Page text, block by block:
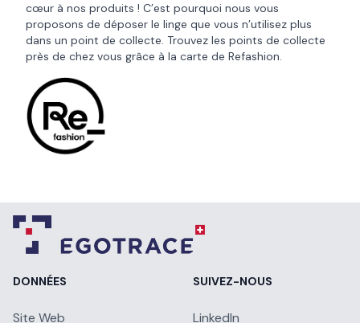
cœur à nos produits ! C’est pourquoi nous vous
proposons de déposer le linge que vous n’utilisez plus
dans un point de collecte. Trouvez les points de collecte
près de chez vous grâce à la carte de Refashion.
DONNÉES
Site Web
SUIVEZ-NOUS
LinkedIn